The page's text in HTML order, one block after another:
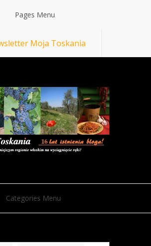
Pages Menu
Moja Toskania
Categories Menu